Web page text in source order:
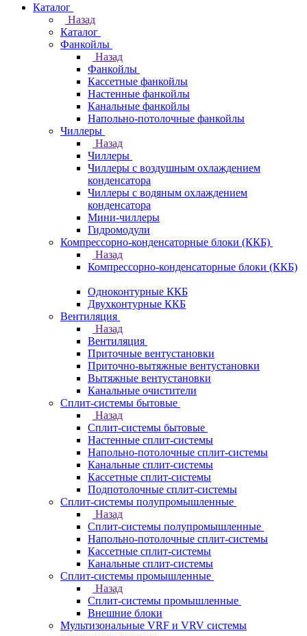
Каталог
Назад
Каталог
Фанкойлы
Назад
Фанкойлы
Кассетные фанкойлы
Настенные фанкойлы
Канальные фанкойлы
Напольно-потолочные фанкойлы
Чиллеры
Назад
Чиллеры
Чиллеры с воздушным охлаждением
конденсатора
Чиллеры с водяным охлаждением
конденсатора
Мини-чиллеры
Гидромодули
Компрессорно-конденсаторные блоки (ККБ)
Назад
Компрессорно-конденсаторные блоки (ККБ)
Одноконтурные ККБ
Двухконтурные ККБ
Вентиляция
Назад
Вентиляция
Приточные вентустановки
Приточно-вытяжные вентустановки
Вытяжные вентустановки
Канальные очистители
Сплит-системы бытовые
Назад
Сплит-системы бытовые
Настенные сплит-системы
Напольно-потолочные сплит-системы
Канальные сплит-системы
Кассетные сплит-системы
Подпотолочные сплит-системы
Сплит-системы полупромышленные
Назад
Сплит-системы полупромышленные
Напольно-потолочные сплит-системы
Кассетные сплит-системы
Канальные сплит-системы
Сплит-системы промышленные
Назад
Сплит-системы промышленные
Внешние блоки
Мультизональные VRF и VRV системы